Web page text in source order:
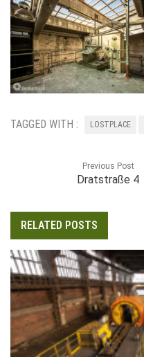
TAGGED WITH : LOSTPLACE
Previous Post
Dratstraße 4
RELATED POSTS